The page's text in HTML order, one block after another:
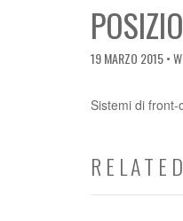
19 MARZO 2015•
Sistemi di